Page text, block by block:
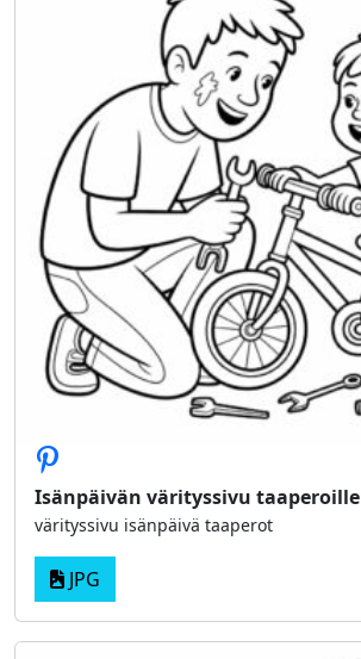
Isänpäivän värityssivu taaperoille
värityssivu isänpäivä taaperot
JPG